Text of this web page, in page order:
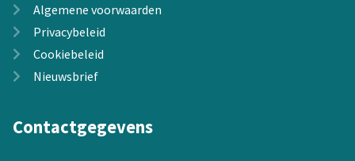
Algemene voorwaarden
Privacybeleid
Cookiebeleid
Nieuwsbrief
Contactgegevens